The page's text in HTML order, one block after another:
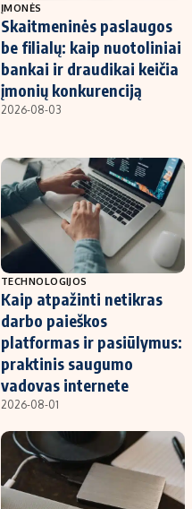
ĮMONĖS
Skaitmeninės paslaugos
be filialų: kaip nuotoliniai
bankai ir draudikai keičia
įmonių konkurenciją
2026-08-03
TECHNOLOGIJOS
Kaip atpažinti netikras
darbo paieškos
platformas ir pasiūlymus:
praktinis saugumo
vadovas internete
2026-08-01